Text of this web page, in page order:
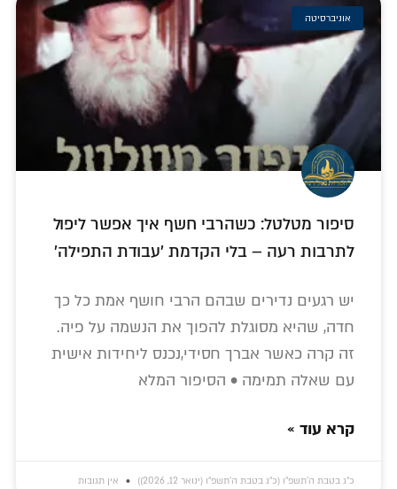
אוניברסיטה
סיפור מטלטל: כשהרבי חשף איך אפשר ליפול
לתרבות רעה – בלי הקדמת 'עבודת התפילה'
יש רגעים נדירים שבהם הרבי חושף אמת כל כך
חדה, שהיא מסוגלת להפוך את הנשמה על פיה.
זה קרה כאשר אברך חסידי,נכנס ליחידות אישית
עם שאלה תמימה • הסיפור המלא
קרא עוד »
כ״ג בטבת ה׳תשפ״ו (כ״ג בטבת ה׳תשפ״ו (ינואר 12, 2026)) אין תגובות